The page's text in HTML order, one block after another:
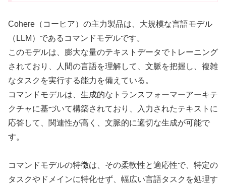
Cohere（コーヒア）の主力製品は、大規模な言語モデル
（LLM）であるコマンドモデルです。
このモデルは、膨大な量のテキストデータでトレーニング
されており、人間の言語を理解して、文脈を把握し、複雑
なタスクを実行する能力を備えている。
コマンドモデルは、生成的なトランスフォーマーアーキテ
クチャに基づいて構築されており、入力されたテキストに
応答して、関連性が高く、文脈的に適切な生成が可能で
す。
コマンドモデルの特徴は、その柔軟性と適応性で、特定の
タスクやドメインに特化せず、幅広い言語タスクを処理す